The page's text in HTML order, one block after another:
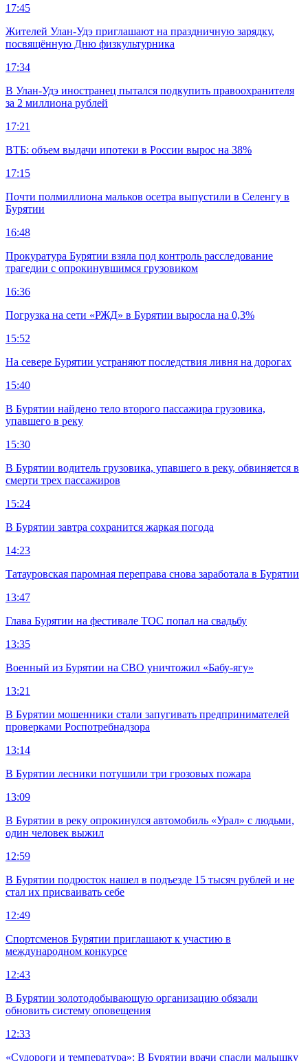
17:45
Жителей Улан-Удэ приглашают на праздничную зарядку,
посвящённую Дню физкультурника
17:34
В Улан-Удэ иностранец пытался подкупить правоохранителя
за 2 миллиона рублей
17:21
ВТБ: объем выдачи ипотеки в России вырос на 38%
17:15
Почти полмиллиона мальков осетра выпустили в Селенгу в
Бурятии
16:48
Прокуратура Бурятии взяла под контроль расследование
трагедии с опрокинувшимся грузовиком
16:36
Погрузка на сети «РЖД» в Бурятии выросла на 0,3%
15:52
На севере Бурятии устраняют последствия ливня на дорогах
15:40
В Бурятии найдено тело второго пассажира грузовика,
упавшего в реку
15:30
В Бурятии водитель грузовика, упавшего в реку, обвиняется в
смерти трех пассажиров
15:24
В Бурятии завтра сохранится жаркая погода
14:23
Татауровская паромная переправа снова заработала в Бурятии
13:47
Глава Бурятии на фестивале ТОС попал на свадьбу
13:35
Военный из Бурятии на СВО уничтожил «Бабу-ягу»
13:21
В Бурятии мошенники стали запугивать предпринимателей
проверками Роспотребнадзора
13:14
В Бурятии лесники потушили три грозовых пожара
13:09
В Бурятии в реку опрокинулся автомобиль «Урал» с людьми,
один человек выжил
12:59
В Бурятии подросток нашел в подъезде 15 тысяч рублей и не
стал их присваивать себе
12:49
Спортсменов Бурятии приглашают к участию в
международном конкурсе
12:43
В Бурятии золотодобывающую организацию обязали
обновить систему оповещения
12:33
«Судороги и температура»: В Бурятии врачи спасли малышку